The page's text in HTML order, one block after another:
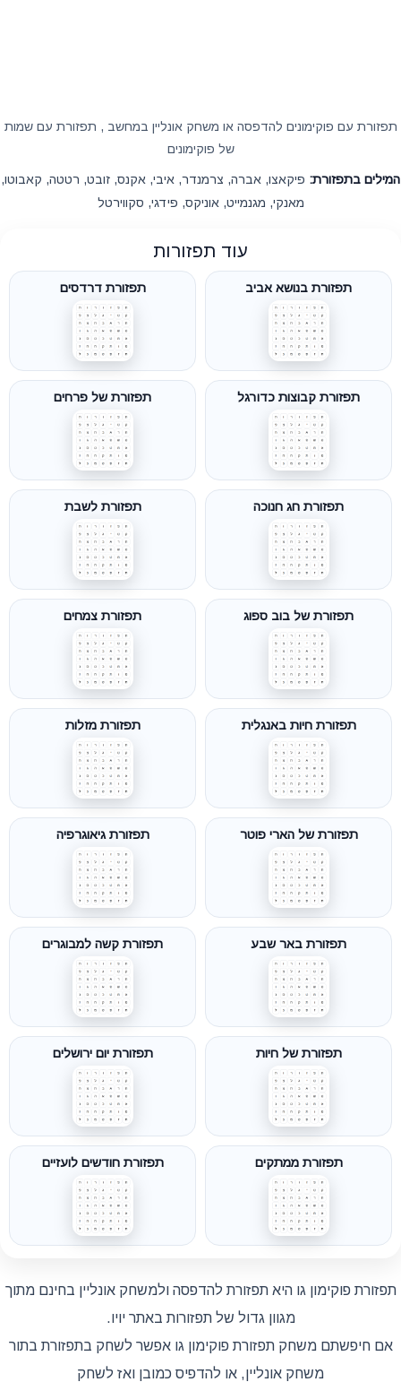
תפזורת עם פוקימונים להדפסה או משחק אונליין במחשב , תפזורת עם שמות
של פוקימונים
המילים בתפזורת: פיקאצו, אברה, צרמנדר, איבי, אקנס, זובט, רטטה, קאבוטו,
מאנקי, מגנמייט, אוניקס, פידגי, סקווירטל
עוד תפזורות
תפזורת בנושא אביב תפזורת דרדסים
תפזורת קבוצות כדורגל תפזורת של פרחים
תפזורת חג חנוכה תפזורת לשבת
תפזורת של בוב ספוג תפזורת צמחים
תפזורת חיות באנגלית תפזורת מזלות
תפזורת של הארי פוטר תפזורת גיאוגרפיה
תפזורת באר שבע תפזורת קשה למבוגרים
תפזורת של חיות תפזורת יום ירושלים
תפזורת ממתקים תפזורת חודשים לועזיים
תפזורת פוקימון גו היא תפזורת להדפסה ולמשחק אונליין בחינם מתוך
מגוון גדול של תפזורות באתר יויו.
אם חיפשתם משחק תפזורת פוקימון גו אפשר לשחק בתפזורת בתור
משחק אונליין, או להדפיס כמובן ואז לשחק